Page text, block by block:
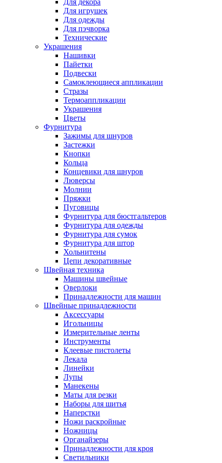
Для декора
Для игрушек
Для одежды
Для пэчворка
Технические
Украшения
Нашивки
Пайетки
Подвески
Самоклеющиеся аппликации
Стразы
Термоаппликации
Украшения
Цветы
Фурнитура
Зажимы для шнуров
Застежки
Кнопки
Кольца
Концевики для шнуров
Люверсы
Молнии
Пряжки
Пуговицы
Фурнитура для бюстгальтеров
Фурнитура для одежды
Фурнитура для сумок
Фурнитура для штор
Хольнитены
Цепи декоративные
Швейная техника
Машины швейные
Оверлоки
Принадлежности для машин
Швейные принадлежности
Аксессуары
Игольницы
Измерительные ленты
Инструменты
Клеевые пистолеты
Лекала
Линейки
Лупы
Манекены
Маты для резки
Наборы для шитья
Наперстки
Ножи раскройные
Ножницы
Органайзеры
Принадлежности для кроя
Светильники